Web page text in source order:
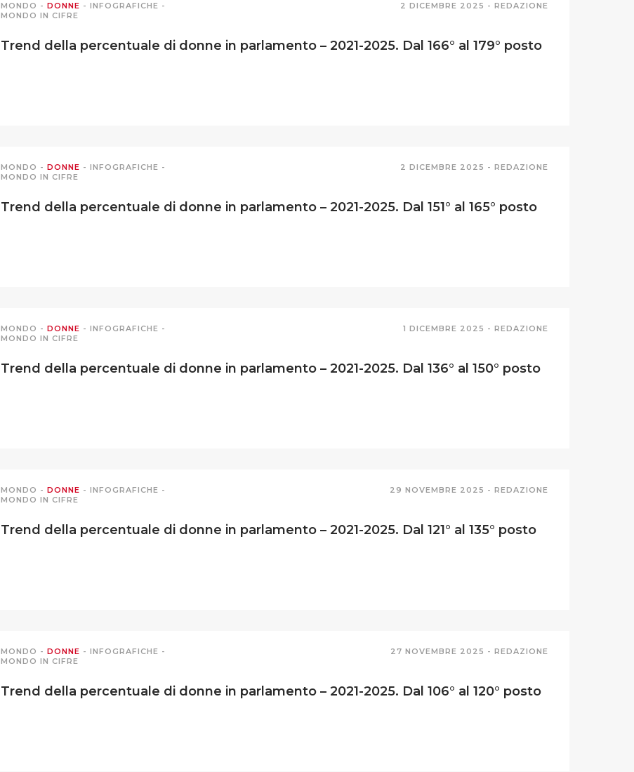
MONDO - DONNE - INFOGRAFICHE -
MONDO IN CIFRE
2 DICEMBRE 2025 - REDAZIONE
Trend della percentuale di donne in parlamento – 2021-2025. Dal 166° al 179° posto
MONDO - DONNE - INFOGRAFICHE -
MONDO IN CIFRE
2 DICEMBRE 2025 - REDAZIONE
Trend della percentuale di donne in parlamento – 2021-2025. Dal 151° al 165° posto
MONDO - DONNE - INFOGRAFICHE -
MONDO IN CIFRE
1 DICEMBRE 2025 - REDAZIONE
Trend della percentuale di donne in parlamento – 2021-2025. Dal 136° al 150° posto
MONDO - DONNE - INFOGRAFICHE -
MONDO IN CIFRE
29 NOVEMBRE 2025 - REDAZIONE
Trend della percentuale di donne in parlamento – 2021-2025. Dal 121° al 135° posto
MONDO - DONNE - INFOGRAFICHE -
MONDO IN CIFRE
27 NOVEMBRE 2025 - REDAZIONE
Trend della percentuale di donne in parlamento – 2021-2025. Dal 106° al 120° posto